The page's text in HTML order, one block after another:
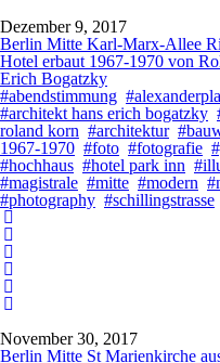
Dezember 9, 2017
Berlin Mitte Karl-Marx-Allee
Hotel erbaut 1967-1970 von
Erich Bogatzky
#abendstimmung
#architekt hans erich bogatzky
roland korn #architektur
1967-1970 #foto #fotografie
#hochhaus #hotel park inn
#magistrale #mitte #modern
#photography #schillingstrasse
November 30, 2017
Berlin Mitte St Marienkirche